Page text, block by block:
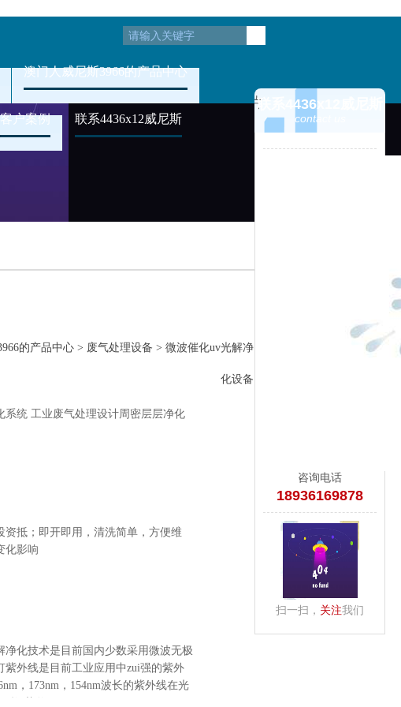
澳门人威尼斯3966的产品中心
客户案例 联系4436x12威尼斯
的产品中心 > 废气处理设备 > 微波催化uv光解净
化设备
统 工业废气处理设计周密层层净化
抵；即开即用，清洗简单，方便维
化影响
化技术是目前国内少数采用微波无极
外线是目前工业应用中zui强的紫外
，173nm，154nm波长的紫外线在光
污染物。
联系4436x12威尼斯
contact us
咨询电话
18936169878
扫一扫， 关注我们